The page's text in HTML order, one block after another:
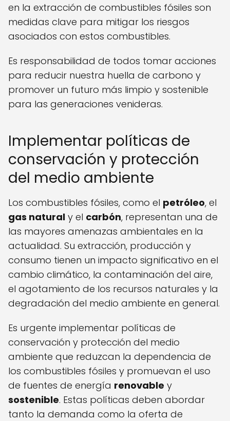
en la extracción de combustibles fósiles son
medidas clave para mitigar los riesgos
asociados con estos combustibles.
Es responsabilidad de todos tomar acciones
para reducir nuestra huella de carbono y
promover un futuro más limpio y sostenible
para las generaciones venideras.
Implementar políticas de
conservación y protección
del medio ambiente
Los combustibles fósiles, como el petróleo, el
gas natural y el carbón, representan una de
las mayores amenazas ambientales en la
actualidad. Su extracción, producción y
consumo tienen un impacto significativo en el
cambio climático, la contaminación del aire,
el agotamiento de los recursos naturales y la
degradación del medio ambiente en general.
Es urgente implementar políticas de
conservación y protección del medio
ambiente que reduzcan la dependencia de
los combustibles fósiles y promuevan el uso
de fuentes de energía renovable y
sostenible. Estas políticas deben abordar
tanto la demanda como la oferta de